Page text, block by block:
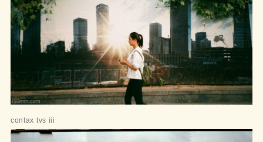
contax tvs iii